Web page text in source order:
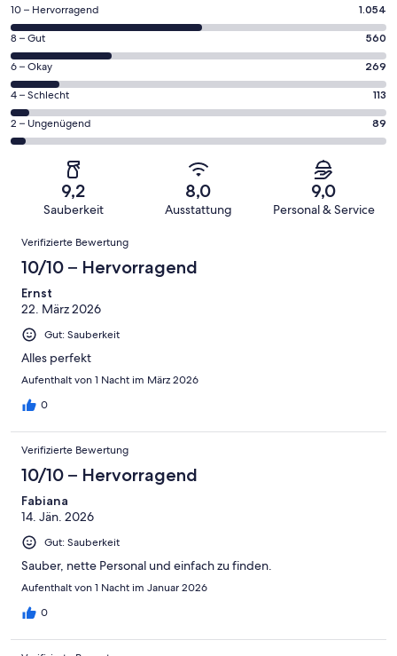
1054
von
insgesamt
2085
Gästebewertungen
haben
eine
Bewertung
Hervorragend
10 – Hervorragend 1.054
560
von
insgesamt
2085
Gästebewertungen
haben
Bewertung
Gut
8 – Gut 560
269
von
insgesamt
2085
Gästebewertungen
Bewertung
Okay
6 – Okay 269
113
von
insgesamt
Gästebewertungen
von
Schlecht
4 – Schlecht 113
89
von
insgesamt
Gästebewertungen
haben
eine
von
Ungenügend
2 – Ungenügend 89
9,2
Sauberkeit
8,0
Ausstattung
9,0
Personal & Service
Bewertungen
Verifizierte Bewertung
10/10 – Hervorragend
Ernst
22. März 2026
Gut: Sauberkeit
Alles perfekt
Aufenthalt von 1 Nacht im März 2026
0
Verifizierte Bewertung
10/10 – Hervorragend
Fabiana
14. Jän. 2026
Gut: Sauberkeit
Sauber, nette Personal und einfach zu finden.
Aufenthalt von 1 Nacht im Januar 2026
0